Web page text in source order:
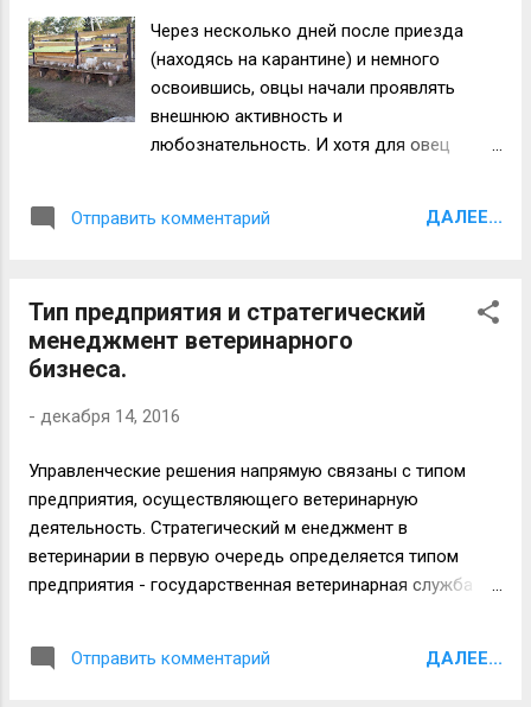
случае проблем в ветеринарном бизнесе в текущем
проекте, врач реализовавший "личный проект" сможет
быть востребованным в другом проекте (клинике,
предприятии). Что важно ещё! В условиях конкуренции и
Через несколько дней после приезда
(находясь на карантине) и немного
освоившись, овцы начали проявлять
внешнюю активность и
любознательность. И хотя для овец
найдется 1 % "умных". В нашем случае
в пределах поверхности кормушки
выбирала всё самое лучшее и
проявляла только во время еды. Получив
своё место. Но повторюсь, что такая
овца была одна! Обычно, овечки не
отличаются очень большой
сообразительностью, но о-о-о-очень
добрые и красивые. На видео прогулка
поведения и зоопсихологии приобретают
Отправить комментарий ДАЛЕЕ...
Тип предприятия и стратегический
менеджмент ветеринарного
бизнеса.
- декабря 14, 2016
Управленческие решения напрямую связаны с типом
предприятия, осуществляющего ветеринарную
деятельность. Стратегический м енеджмент в
ветеринарии в первую очередь определяется типом
предприятия - государственная ветеринарная служба
Принципиальные отличия между государственной
ветеринарной службой и частной ветеринарной
Отправить комментарий ДАЛЕЕ...